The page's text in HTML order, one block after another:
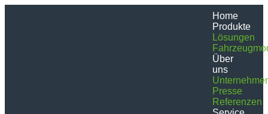
Home
Produkte
Lösungen
Über
uns
Presse
Referenzen